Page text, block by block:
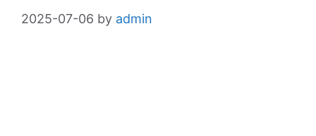
2025-07-06 by admin